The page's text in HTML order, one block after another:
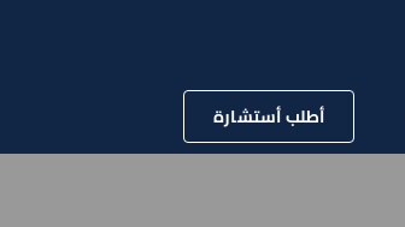
أطلب أستشارة